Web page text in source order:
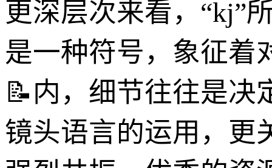
更深层次来看，“kj”
是一种符号，象征着
📝内，细节往往是决
镜头语言的运用，更